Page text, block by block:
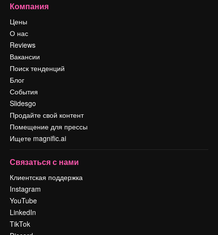
Компания
Цены
О нас
Reviews
Вакансии
Поиск тенденций
Блог
События
Slidesgo
Продайте свой контент
Помещение для прессы
Ищете magnific.ai
Связаться с нами
Клиентская поддержка
Instagram
YouTube
LinkedIn
TikTok